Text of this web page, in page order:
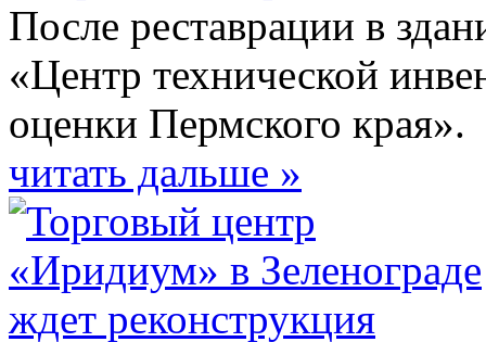
После реставрации в
«Центр технической
оценки Пермского края».
читать дальше »